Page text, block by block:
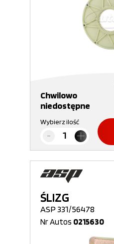
Chwilowo
niedostępne
Wybierz ilość
ŚLIZG
ASP 331/56478
Nr Autos 0215630